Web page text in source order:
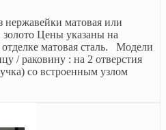
матовая или
Цены указаны на
матовая сталь. Модели
/ раковину : на 2 отверстия
со встроенным узлом